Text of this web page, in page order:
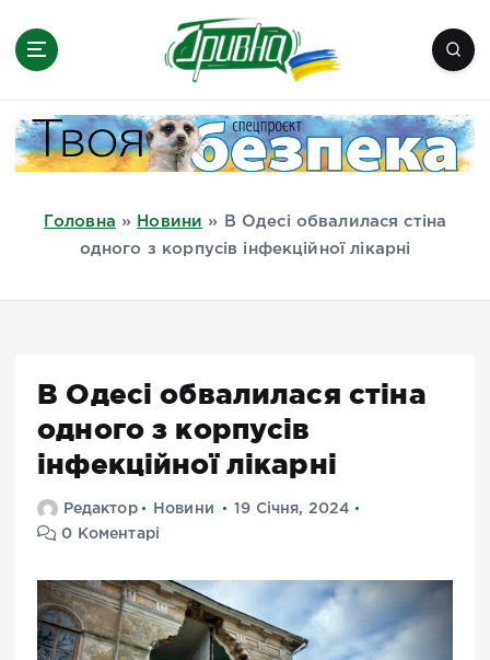
Миколаїв, Одеса, Мелітополь
Головна » Новини »
В Одесі обвалилася стіна
одного з корпусів інфекційної лікарні
В Одесі обвалилася стіна
одного з корпусів
інфекційної лікарні
Редактор Новини
19 Січня, 2024
0 Коментарі